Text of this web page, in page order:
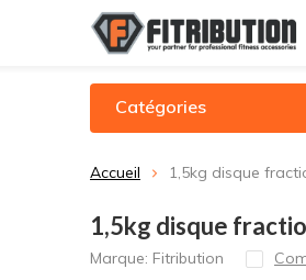
Catégories
Accueil 1,5kg disque
1,5kg disque
Marque: Fitribution